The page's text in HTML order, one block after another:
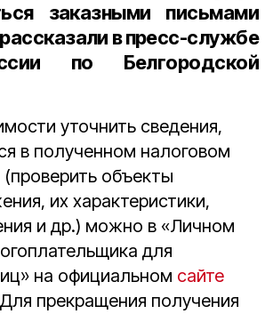
заказными письмами
рассказали в пресс-службе
по Белгородской
уточнить сведения,
в полученном налоговом
объекты
их характеристики,
и др.) можно в «Личном
для
на официальном сайте
прекращения получения